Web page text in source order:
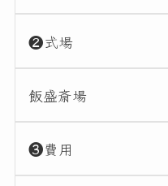
❷式場
飯盛斎場
❸費用